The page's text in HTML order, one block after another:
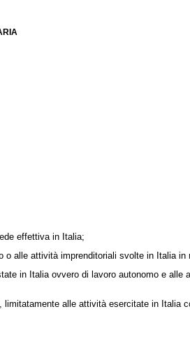
effettiva in Italia;
alle attività imprenditoriali svolte in Italia in
in Italia ovvero di lavoro autonomo e alle
alle attività esercitate in Italia